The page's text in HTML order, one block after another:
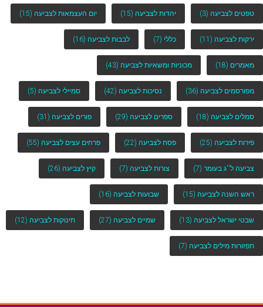
טפטים לצביעה (3) יהדות לצביעה (15) יום העצמאות לצביעה (15)
ירקות לצביעה (11) כללי (7) לבבות לצביעה (16)
מאמרים (18) מכוניות ומשאיות לצביעה (43)
מפורסמים לצביעה (36) נסיכות לצביעה (42) סמיילי לצביעה (5)
סמלים לצביעה (18) ספרים לצביעה (29) פורים לצביעה (31)
פירות לצביעה (25) פסח לצביעה (22) פרחים עצים לצביעה (55)
צביעה ל''ג בעומר (7) צורות לצביעה (7) קיץ לצביעה (26)
ראש השנה לצביעה (15) שבועות לצביעה (16)
שבטי ישראל לצביעה (13) שמיים לצביעה (27) תינוקות לצביעה (12)
תפזורות מילים לצביעה (7)